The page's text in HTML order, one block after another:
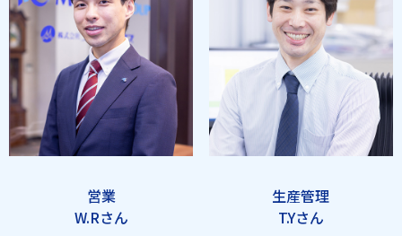
営業
W.Rさん
生産管理
T.Yさん